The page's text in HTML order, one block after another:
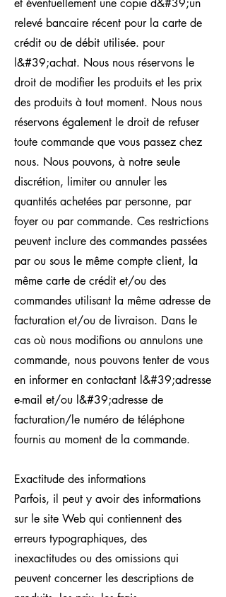
et éventuellement une copie d&#39;un
relevé bancaire récent pour la carte de
crédit ou de débit utilisée. pour
l&#39;achat. Nous nous réservons le
droit de modifier les produits et les prix
des produits à tout moment. Nous nous
réservons également le droit de refuser
toute commande que vous passez chez
nous. Nous pouvons, à notre seule
discrétion, limiter ou annuler les
quantités achetées par personne, par
foyer ou par commande. Ces restrictions
peuvent inclure des commandes passées
par ou sous le même compte client, la
même carte de crédit et/ou des
commandes utilisant la même adresse de
facturation et/ou de livraison. Dans le
cas où nous modifions ou annulons une
commande, nous pouvons tenter de vous
en informer en contactant l&#39;adresse
e-mail et/ou l&#39;adresse de
facturation/le numéro de téléphone
fournis au moment de la commande.
Exactitude des informations
Parfois, il peut y avoir des informations
sur le site Web qui contiennent des
erreurs typographiques, des
inexactitudes ou des omissions qui
peuvent concerner les descriptions de